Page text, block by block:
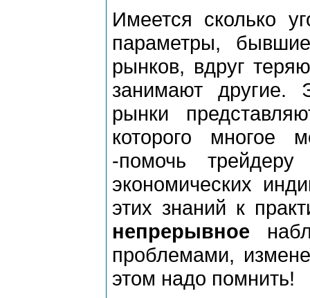
Имеется сколько
параметры,
рынков, вдруг
занимают другие.
рынки
которого многое
-помочь
экономических
этих знаний к
непрерывное
проблемами,
этом надо помнить!